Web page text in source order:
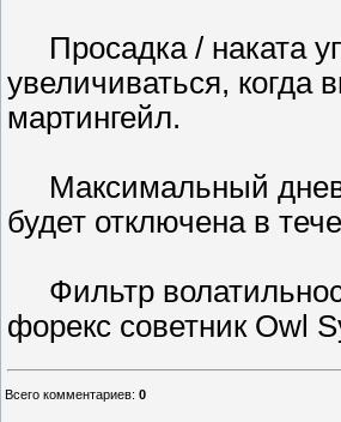
Просадка / наката
увеличиваться, когда
мартингейл.
Максимальный
будет отключена в
Фильтр
форекс советник Owl
Всего комментариев: 0